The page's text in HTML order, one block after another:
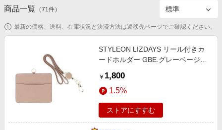
食品・スイーツ・お酒
コスメ・健康・医薬品
キッズ・ベビー用品
家電・PC・スマホ・カメラ
エンタメ
スポーツ・アウトドア・ゴルフ
初回購入者限定特典
対象ストア新規限定特典
電子書籍特集
楽天ペイ導入ストア
わくわく夏特集
商品一覧 （71件）
最新の価格、送料、在庫状況と決済方法は遷移先ページでご確認ください。
STYLEON LIZDAYS リール付きカ
ードホルダー GBE.グレーベージュ
￥ 1,800
1.5%
ストアにすすむ